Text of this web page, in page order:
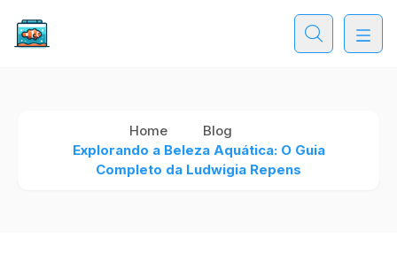
Home
Blog
Explorando a Beleza Aquática: O Guia
Completo da Ludwigia Repens